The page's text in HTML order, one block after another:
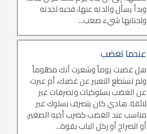
وبدأ يسأل والدته عنها، فحبه لجدته
ولحنانها شيء صعب...
عندما تغضب
هل غضبت يوماً وشعرت أنك مظلوماً
ولم تستطع التعبير عن غضبك، أم عبرت
عن الغضب بسلوكيات وتصرفات غير
لائقة. هادي كان يتصرف بسلوك غير
مناسب عند الغضب كضرب أخيه الصغير،
أو الصراخ أو ركل الباب بقوة...